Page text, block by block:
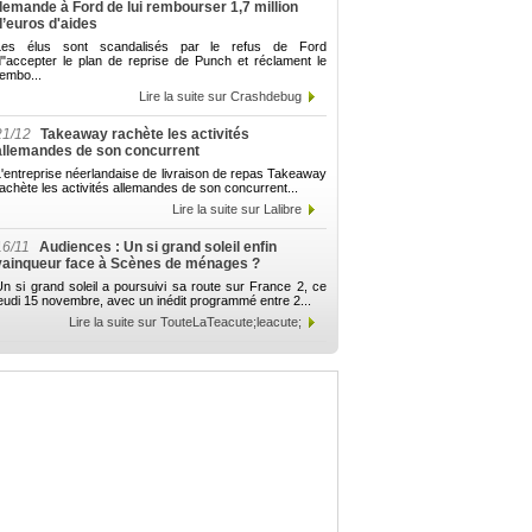
à Ford de lui rembourser 1,7 million
d'aides
élus sont scandalisés par le refus de Ford
le plan de reprise de Punch et réclament le
Lire la suite sur Crashdebug
12 Takeaway rachète les activités
de son concurrent
néerlandaise de livraison de repas Takeaway
les activités allemandes de son concurrent...
Lire la suite sur Lalibre
11
Audiences : Un si grand soleil enfin
face à Scènes de ménages ?
si grand soleil a poursuivi sa route sur France 2, ce
15 novembre, avec un inédit programmé entre 2...
Lire la suite sur TouteLaTeacute;leacute;